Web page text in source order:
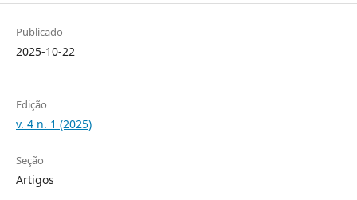
Publicado
2025-10-22
Edição
v. 4 n. 1 (2025)
Seção
Artigos